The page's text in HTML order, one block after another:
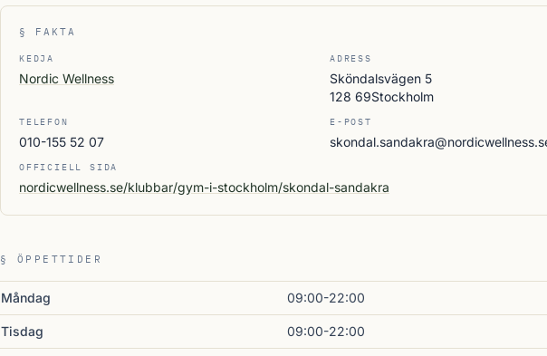
§ FAKTA
KEDJA
Nordic Wellness
ADRESS
Sköndalsvägen 5
128 69Stockholm
TELEFON
010-155 52 07
E-POST
OFFICIELL SIDA
nordicwellness.se/klubbar/gym-i-stockholm/skondal-sandakra
§ ÖPPETTIDER
Måndag 09:00-22:00
Tisdag 09:00-22:00